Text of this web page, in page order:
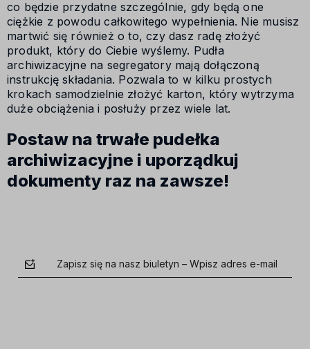
co będzie przydatne szczególnie, gdy będą one
ciężkie z powodu całkowitego wypełnienia. Nie musisz
martwić się również o to, czy dasz radę złożyć
produkt, który do Ciebie wyślemy. Pudła
archiwizacyjne na segregatory mają dołączoną
instrukcję składania. Pozwala to w kilku prostych
krokach samodzielnie złożyć karton, który wytrzyma
duże obciążenia i posłuży przez wiele lat.
Postaw na trwałe pudełka
archiwizacyjne i uporządkuj
dokumenty raz na zawsze!
Zapisz się na nasz biuletyn – Wpisz adres e-mail